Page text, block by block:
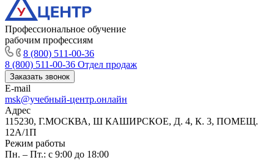
Профессиональное обучение
рабочим профессиям
8 (800) 511-00-36
8 (800) 511-00-36 Отдел продаж
Заказать звонок
E-mail
msk@учебный-центр.онлайн
Адрес
115230, Г.МОСКВА, Ш КАШИРСКОЕ, Д. 4, К. 3, ПОМЕЩ.
12А/1П
Режим работы
Пн. – Пт.: с 9:00 до 18:00